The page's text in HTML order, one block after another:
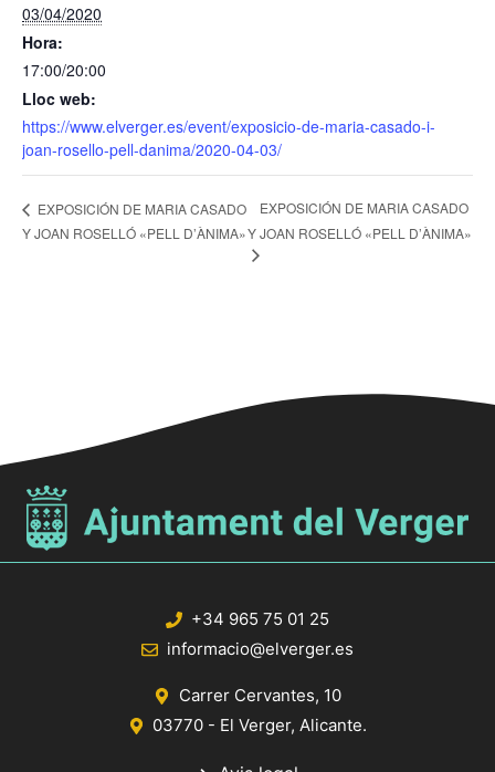
03/04/2020
Hora:
17:00/20:00
Lloc web:
https://www.elverger.es/event/exposicio-de-maria-casado-i-
joan-rosello-pell-danima/2020-04-03/
EXPOSICIÓN DE MARIA CASADO
Y JOAN ROSELLÓ «PELL D’ÀNIMA»
EXPOSICIÓN DE MARIA CASADO
Y JOAN ROSELLÓ «PELL D’ÀNIMA»
+34 965 75 01 25
informacio@elverger.es
Carrer Cervantes, 10
03770 - El Verger, Alicante.